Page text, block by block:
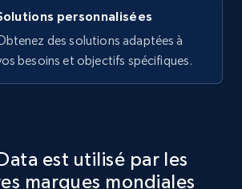
- Posts - Getting x
of profiles
Name, Description, Date
URL, Quoted post, and more.
personnalisées
des solutions adaptées à
besoins et objectifs spécifiques.
est utilisé par les
marques mondiales